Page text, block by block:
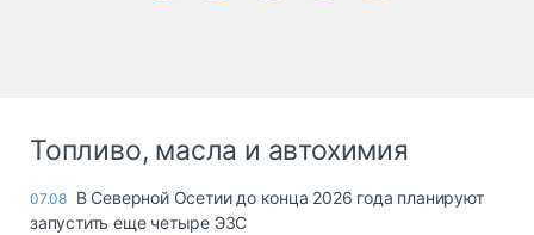
Топливо, масла и автохимия
07.08 В Северной Осетии до конца 2026 года планируют
запустить еще четыре ЭЗС